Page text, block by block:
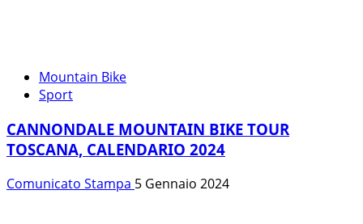
Mountain Bike
Sport
CANNONDALE MOUNTAIN BIKE TOUR
TOSCANA, CALENDARIO 2024
Comunicato Stampa 5 Gennaio 2024